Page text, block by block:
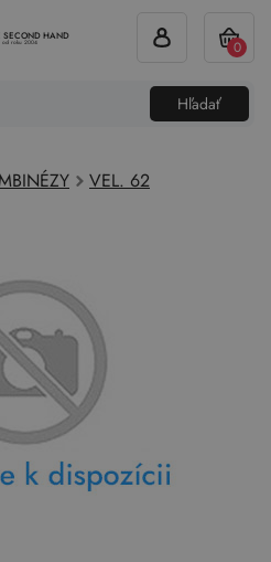
SECOND HAND
od roku 2004
Hľadať
0
VEL. 62